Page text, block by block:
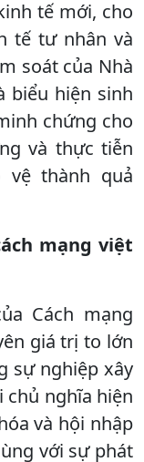
tế mới, cho
tế tư nhân và
soát của Nhà
biểu hiện sinh
chứng cho
và thực tiễn
vệ thành quả
mạng việt
Cách mạng
giá trị to lớn
sự nghiệp xây
chủ nghĩa hiện
và hội nhập
với sự phát